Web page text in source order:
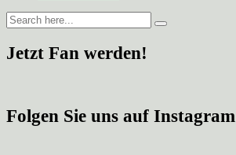
Jetzt Fan werden!
Folgen Sie uns auf Instagram